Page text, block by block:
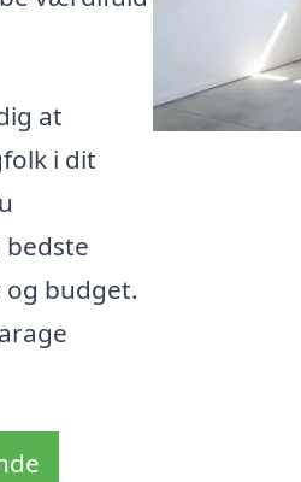
at
i dit
og budget.